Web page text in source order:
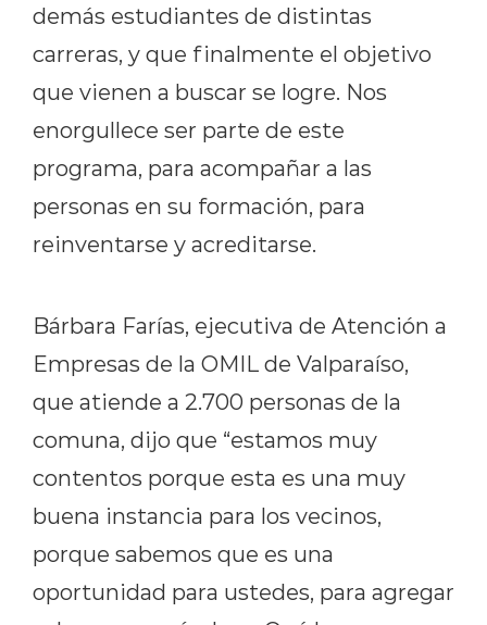
demás estudiantes de distintas
carreras, y que finalmente el objetivo
que vienen a buscar se logre. Nos
enorgullece ser parte de este
programa, para acompañar a las
personas en su formación, para
reinventarse y acreditarse.
Bárbara Farías, ejecutiva de Atención a
Empresas de la OMIL de Valparaíso,
que atiende a 2.700 personas de la
comuna, dijo que “estamos muy
contentos porque esta es una muy
buena instancia para los vecinos,
porque sabemos que es una
oportunidad para ustedes, para agregar